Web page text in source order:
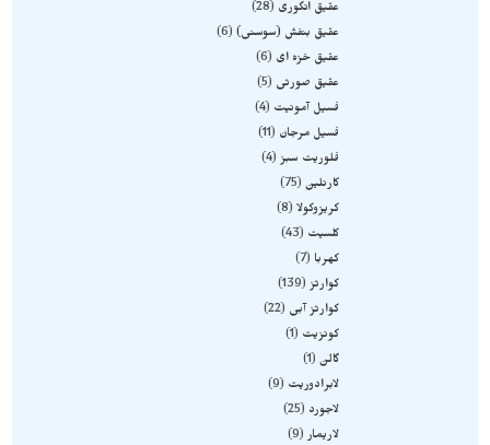
عقیق انگوری
28
عقیق بنفش (سوسنی) 6
عقیق خزه ای
6
عقیق صورتی
5
فسیل آمونیت
4
فسیل مرجان
11
فلوریت سبز 4
کارنلین 75
کریزوکولا 8
کلسیت
43
کهربا
7
کوارتز 139
کوارتز آبی
22
کونزیت
1
گالن 1
لابرادوریت
9
لاجورد
25
لاریمار 9